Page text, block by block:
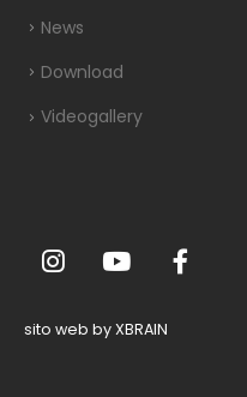
News
Download
Videogallery
sito web by XBRAIN